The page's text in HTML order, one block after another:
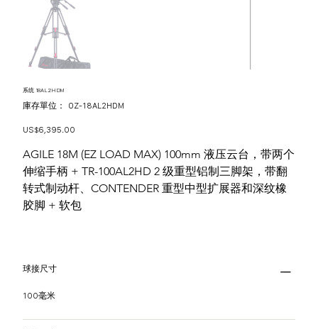
系统 18AL2HDM
庫存單位：
SKU
OZ-
OZ-18AL2HDM
價
US$6,395.00
AGILE 18M (EZ LOAD MAX) 100mm 液压云台，带两个
伸缩手柄 + TR-100AL2HD 2 级重型铝制三脚架，带翻
转式制动杆、CONTENDER 重型中型扩展器和深纹橡
胶脚 + 软包
球接尺寸
100毫米